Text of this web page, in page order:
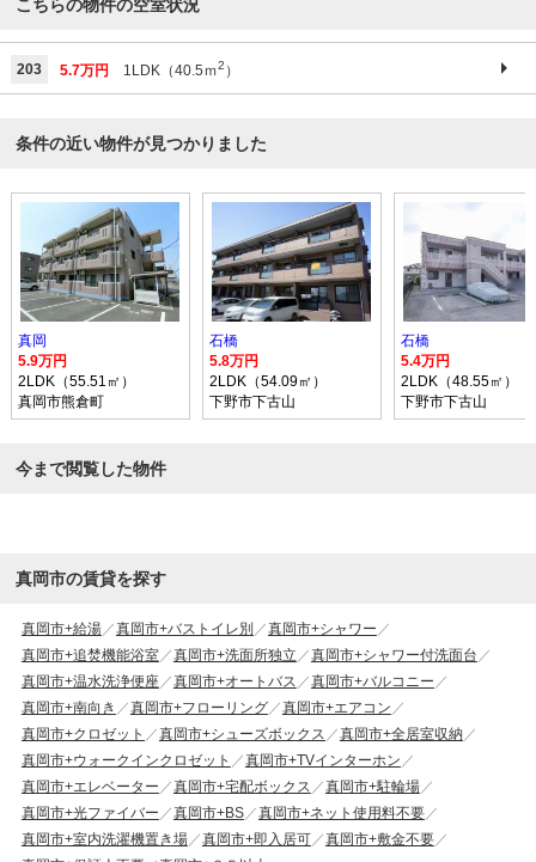
こちらの物件の空室状況
203 5.7万円 1LDK（40.5ｍ2 ）
条件の近い物件が見つかりました
真岡
5.9万円
2LDK（55.51㎡）
真岡市熊倉町
石橋
5.8万円
2LDK（54.09㎡）
下野市下古山
石橋
5.4万円
2LDK（48.55㎡）
下野市下古山
今まで閲覧した物件
真岡市の賃貸を探す
真岡市+給湯 真岡市+バストイレ別
真岡市+シャワー
真岡市+追焚機能浴室
真岡市+洗面所独立
真岡市+シャワー付洗面台
真岡市+温水洗浄便座
真岡市+オートバス
真岡市+バルコニー
真岡市+南向き
真岡市+フローリング
真岡市+エアコン
真岡市+クロゼット
真岡市+シューズボックス
真岡市+全居室収納
真岡市+ウォークインクロゼット
真岡市+TVインターホン
真岡市+エレベーター
真岡市+宅配ボックス
真岡市+駐輪場
真岡市+光ファイバー
真岡市+BS
真岡市+ネット使用料不要
真岡市+室内洗濯機置き場
真岡市+即入居可
真岡市+敷金不要